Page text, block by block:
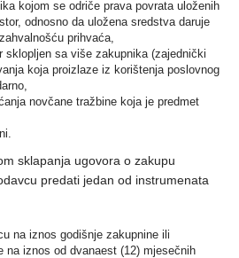
kojom se odriče prava povrata uloženih
odnosno da uložena sredstva daruje
prihvaća,
sklopljen sa više zakupnika (zajednički
koja proizlaze iz korištenja poslovnog
novčane tražbine koja je predmet
sklapanja ugovora o zakupu
predati jedan od instrumenata
na iznos godišnje zakupnine ili
na iznos od dvanaest (12) mjesečnih